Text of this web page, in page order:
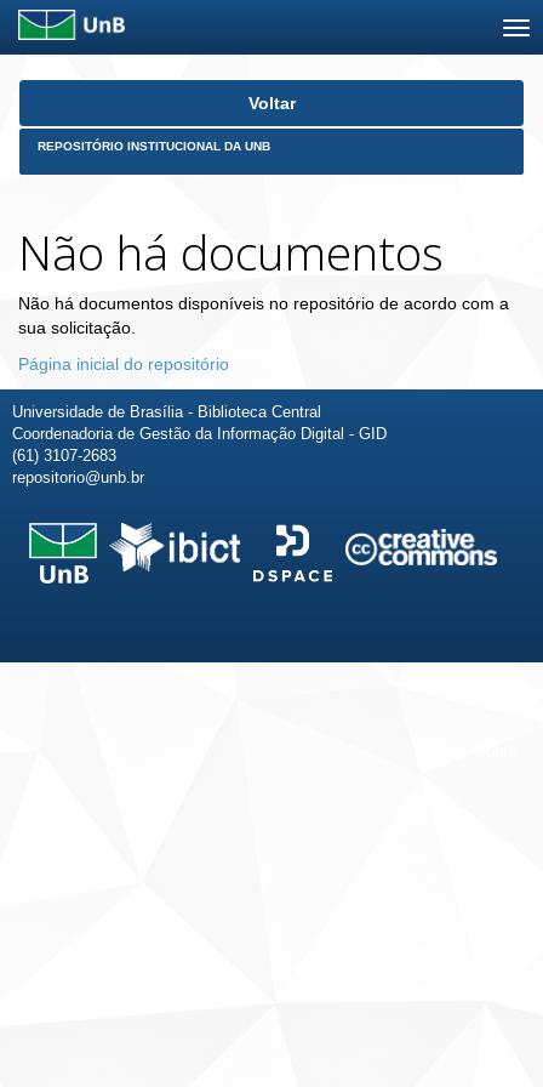
Skip
Voltar
REPOSITÓRIO INSTITUCIONAL DA UNB
Não há documentos
Não há documentos disponíveis no repositório de acordo com a
sua solicitação.
Página inicial do repositório
Universidade de Brasília - Biblioteca Central
Coordenadoria de Gestão da Informação Digital - GID
(61) 3107-2683
repositorio@unb.br